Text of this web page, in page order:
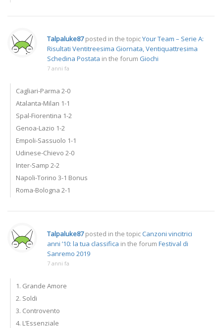
Talpaluke87posted in the topicYour Team – Serie A:
Risultati Ventitreesima Giornata, Ventiquattresima
Schedina Postata in the forum Giochi
7 anni fa
Cagliari-Parma 2-0
Atalanta-Milan 1-1
Spal-Fiorentina 1-2
Genoa-Lazio 1-2
Empoli-Sassuolo 1-1
Udinese-Chievo 2-0
Inter-Samp 2-2
Napoli-Torino 3-1 Bonus
Roma-Bologna 2-1
Talpaluke87posted in the topicCanzoni vincitrici
anni ’10: la tua classifica in the forum Festival di
Sanremo 2019
7 anni fa
1. Grande Amore
2. Soldi
3. Controvento
4. L’Essenziale